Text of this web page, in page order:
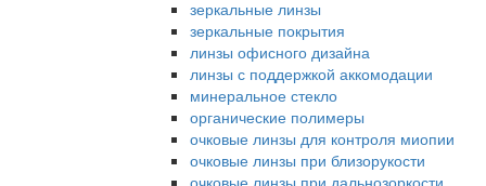
зеркальные линзы
зеркальные покрытия
линзы офисного дизайна
линзы с поддержкой аккомодации
минеральное стекло
органические полимеры
очковые линзы для контроля миопии
очковые линзы при близорукости